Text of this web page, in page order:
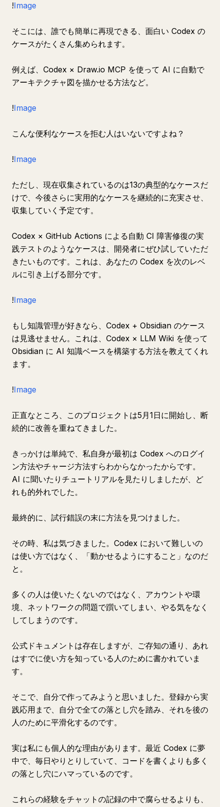
!Image
そこには、誰でも簡単に再現できる、面白い Codex の
ケースがたくさん集められます。
例えば、Codex × Draw.io MCP を使って AI に自動で
アーキテクチャ図を描かせる方法など。
!Image
こんな便利なケースを拒む人はいないですよね？
!Image
ただし、現在収集されているのは13の典型的なケースだ
けで、今後さらに実用的なケースを継続的に充実させ、
収集していく予定です。
Codex × GitHub Actions による自動 CI 障害修復の実
践テストのようなケースは、開発者にぜひ試していただ
きたいものです。これは、あなたの Codex を次のレベ
ルに引き上げる部分です。
!Image
もし知識管理が好きなら、Codex + Obsidian のケース
は見逃せません。これは、Codex × LLM Wiki を使って
Obsidian に AI 知識ベースを構築する方法を教えてくれ
ます。
!Image
正直なところ、このプロジェクトは5月1日に開始し、断
続的に改善を重ねてきました。
きっかけは単純で、私自身が最初は Codex へのログイ
ン方法やチャージ方法すらわからなかったからです。
AI に聞いたりチュートリアルを見たりしましたが、ど
れも的外れでした。
最終的に、試行錯誤の末に方法を見つけました。
その時、私は気づきました。Codex において難しいの
は使い方ではなく、「動かせるようにすること」なのだ
と。
多くの人は使いたくないのではなく、アカウントや環
境、ネットワークの問題で躓いてしまい、やる気をなく
してしまうのです。
公式ドキュメントは存在しますが、ご存知の通り、あれ
はすでに使い方を知っている人のために書かれていま
す。
そこで、自分で作ってみようと思いました。登録から実
践応用まで、自分で全ての落とし穴を踏み、それを後の
人のために平滑化するのです。
実は私にも個人的な理由があります。最近 Codex に夢
中で、毎日やりとりしていて、コードを書くよりも多く
の落とし穴にハマっているのです。
これらの経験をチャットの記録の中で腐らせるよりも、